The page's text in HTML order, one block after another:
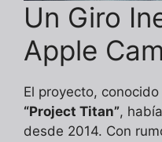
Un Giro
Apple
El proyecto,
“Project Titan”,
desde 2014. Con